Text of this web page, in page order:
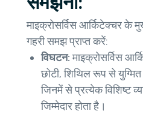
माइक्रोसर्विस आर्किटेक्चर के
गहरी समझ प्राप्त करें:
विघटन:माइक्रोसर्विस
छोटी, शिथिल रूप से
जिनमें से प्रत्येक विशिष्ट
जिम्मेदार होता है।